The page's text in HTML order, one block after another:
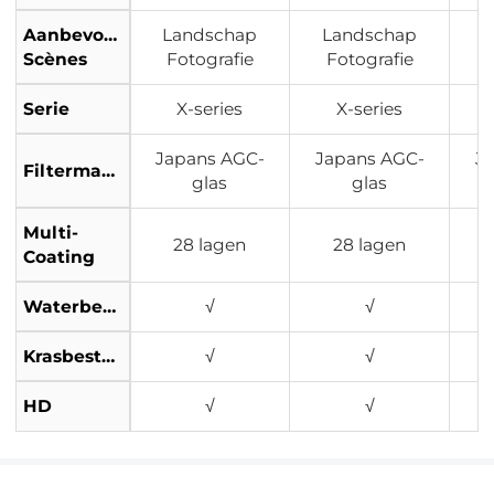
Aanbevolen
Scènes
Landschap
Fotografie
Landschap
Fotografie
Serie X-series X-series
Filtermateriaal
Japans AGC-
glas
Japans AGC-
glas
Multi-
Coating
28 lagen 28 lagen
Waterbestendig √ √
Krasbestendig √ √
HD √ √